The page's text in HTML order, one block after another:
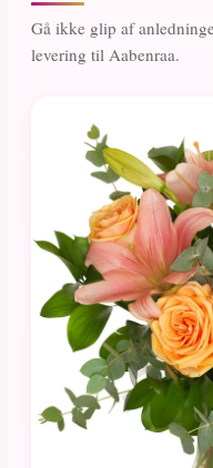
Gå ikke glip af
levering til Aabenraa.